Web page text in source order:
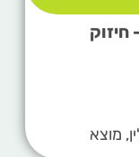
מוצא